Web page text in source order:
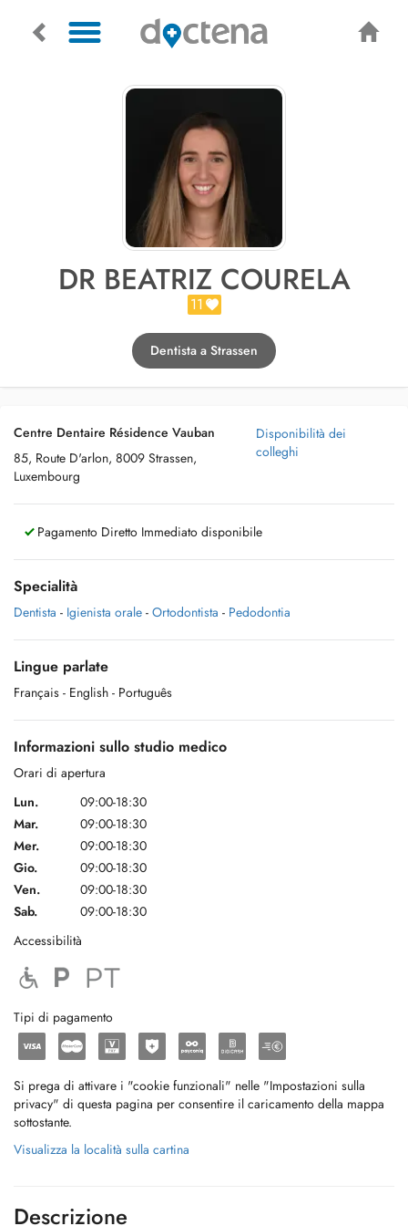
DR BEATRIZ COURELA
11
Dentista a Strassen
Centre Dentaire Résidence Vauban
85, Route D'arlon, 8009 Strassen,
Luxembourg
Disponibilità dei
colleghi
Pagamento Diretto Immediato disponibile
Specialità
Dentista - Igienista orale - Ortodontista - Pedodontia
Lingue parlate
Français - English - Português
Informazioni sullo studio medico
Orari di apertura
Lun.
09:00-18:30
Mar.
09:00-18:30
Mer.
09:00-18:30
Gio.
09:00-18:30
Ven.
09:00-18:30
Sab.
09:00-18:30
Accessibilità
Tipi di pagamento
Si prega di attivare i "cookie funzionali" nelle "Impostazioni sulla
privacy" di questa pagina per consentire il caricamento della mappa
sottostante.
Visualizza la località sulla cartina
Descrizione